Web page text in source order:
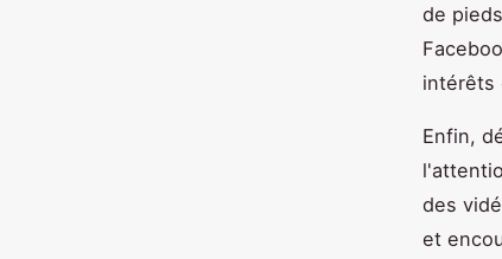
de
intérêts
Enfin,
des
et